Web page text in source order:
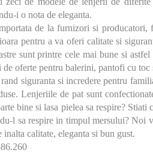
i o nota de eleganta.
de la furnizori si
pentru a va oferi calitate si
sunt printre cele mai bune si
de oferte pentru balerini, pantofi cu toc
siguranta si incredere pentru
Lenjeriile de pat sunt
bine si lasa pielea sa respire?
l sa respire in timpul mersului? Noi
calitate, eleganta si bun gust.